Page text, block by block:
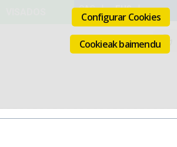
Configurar Cookies
Cookieak baimendu